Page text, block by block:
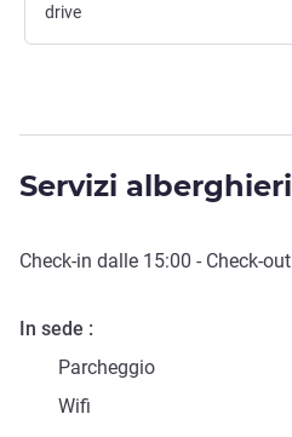
drive
Servizi alberghieri
Check-in dalle 15:00 - Check-out
In sede
Parcheggio
Wifi